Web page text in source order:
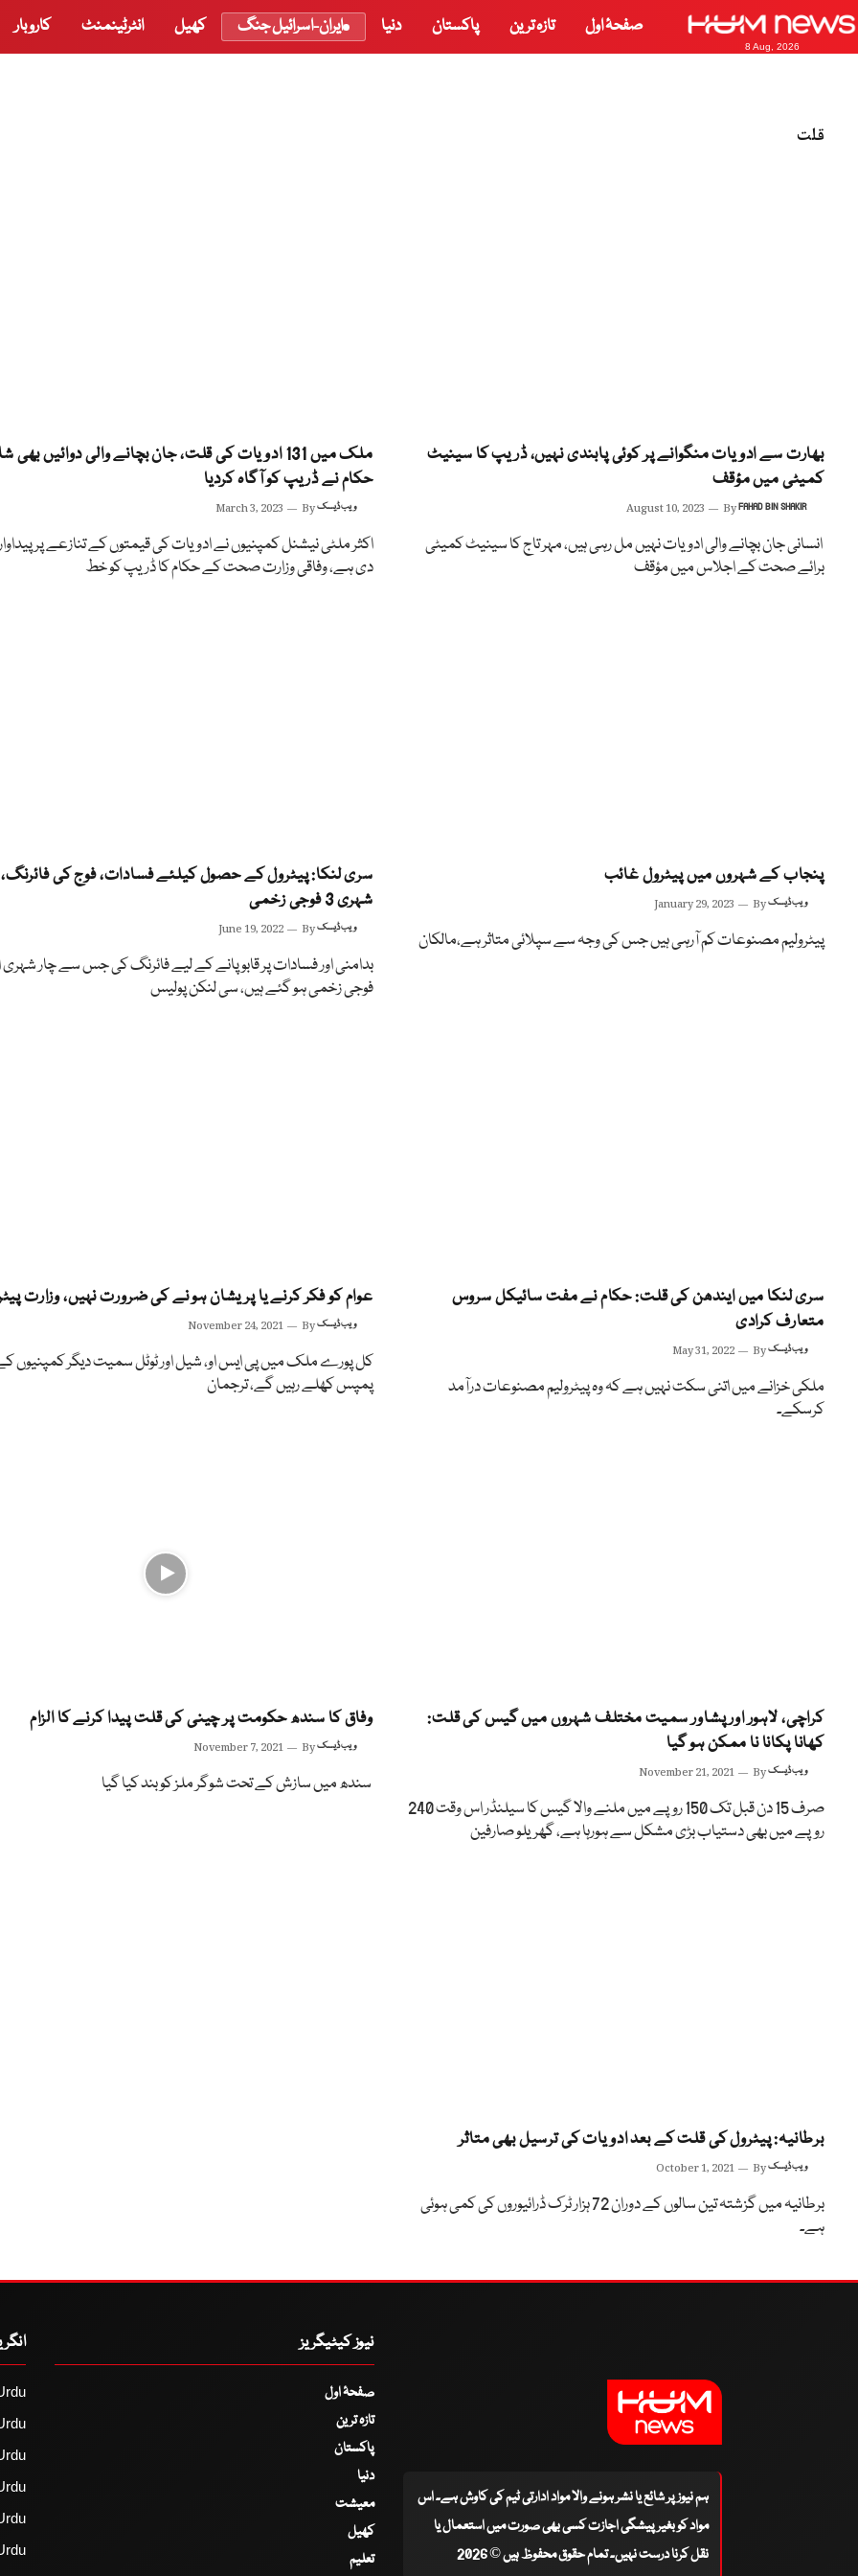
8 Aug, 2026
صفحۂ اول تازہ ترین پاکستان دنیا ایران-اسرائیل جنگ کھیل انٹرٹینمنٹ کاروبار
قلت
بھارت سے ادویات منگوانے پر کوئی پابندی نہیں، ڈریپ کا سینیٹ
کمیٹی میں مؤقف
August 10, 2023 ByFAHAD BIN SHAKIR
انسانی جان بچانے والی ادویات نہیں مل رہی ہیں، مہر تاج کا سینیٹ کمیٹی
برائے صحت کے اجلاس میں مؤقف
ملک میں 131 ادویات کی قلت، جان بچانے والی دوائیں بھی
حکام نے ڈریپ کو آگاہ کردیا
March 3, 2023 Byویب ڈیسک
اکثر ملٹی نیشنل کمپنیوں نے ادویات کی قیمتوں کے تنازعے پر
دی ہے، وفاقی وزارت صحت کے حکام کا ڈریپ کو خط
پنجاب کے شہروں میں پیٹرول غائب
January 29, 2023 Byویب ڈیسک
پیٹرولیم مصنوعات کم آرہی ہیں جس کی وجہ سے سپلائی متاثر ہے،مالکان
شہری 3 فوجی زخمی
June 19, 2022 Byویب ڈیسک
بدامنی اور فسادات پر قابو پانے کے لیے فائرنگ کی جس سے چار شہری
فوجی زخمی ہو گئے ہیں، سی لنکن پولیس
سری لنکا میں ایندھن کی قلت: حکام نے مفت سائیکل سروس
متعارف کرادی
May 31, 2022 Byویب ڈیسک
ملکی خزانے میں اتنی سکت نہیں ہے کہ وہ پیٹرولیم مصنوعات درآمد
کرسکے۔
عوام کو فکر کرنے یا پریشان ہو نے کی ضرورت نہیں، وزارت
November 24, 2021 Byویب ڈیسک
کل پورے ملک میں پی ایس او، شیل اور ٹوٹل سمیت دیگر کمپنیوں
پمپس کھلے رہیں گے، ترجمان
کراچی، لاہور اور پشاور سمیت مختلف شہروں میں گیس کی قلت:
کھانا پکانا نا ممکن ہو گیا
November 21, 2021 Byویب ڈیسک
صرف 15 دن قبل تک 150 روپے میں ملنے والا گیس کا سیلنڈر اس وقت 240
روپے میں بھی دستیاب بڑی مشکل سے ہورہا ہے، گھریلو صارفین
وفاق کا سندھ حکومت پر چینی کی قلت پیدا کرنے کا الزام
November 7, 2021 Byویب ڈیسک
سندھ میں سازش کے تحت شوگر ملز کو بند کیا گیا
برطانیہ: پیٹرول کی قلت کے بعد ادویات کی ترسیل بھی متاثر
October 1, 2021 Byویب ڈیسک
برطانیہ میں گزشتہ تین سالوں کے دوران 72 ہزار ٹرک ڈرائیوروں کی کمی ہوئی
ہے۔
ہم نیوز پر شائع یا نشر ہونے والا مواد ادارتی ٹیم کی کاوش ہے۔ اس
مواد کو بغیر پیشگی اجازت کسی بھی صورت میں استعمال یا
نقل کرنا درست نہیں۔ تمام حقوق محفوظ ہیں © 2026
نیوز کیٹیگریز
صفحۂ اول
تازہ ترین
پاکستان
دنیا
معیشت
کھیل
تعلیم